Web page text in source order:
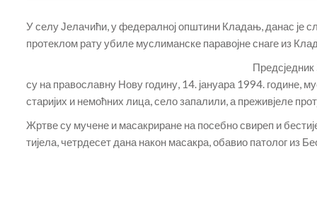
У селу Јелачићи, у федералној општини Кладањ, данас је
протеклом рату убиле муслиманске паравојне снаге из
су на православну Нову годину, 14. јануара 1994. године,
старијих и немоћних лица, село запалили, а преживјеле
Жртве су мучене и масакриране на посебно свиреп и
тијела, четрдесет дана након масакра, обавио патолог из